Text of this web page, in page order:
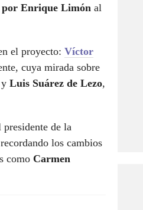
por Enrique Limón al
el proyecto: Víctor
cuya mirada sobre
Luis Suárez de Lezo,
presidente de la
los cambios
como Carmen